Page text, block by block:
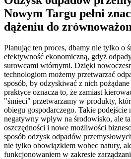
Nowym Targu pełni
dążeniu do
Planując ten proces, dbamy nie tylko o
efektywność ekonomiczną, gdyż
surowcami wtórnymi. Dzięki
technologiom możemy przetwarzać
sposób, by odzyskiwać z nich
praktyce oznacza to, że zamiast
"śmieci" przetwarzamy w produkty,
obiegu gospodarczego. Takie
negatywny wpływ na środowisko, ale
oszczędności i nowe możliwości
sposób odzysk odpadów
nie tylko obowiązkiem wobec natury,
funkcjonowaniem w zakresie